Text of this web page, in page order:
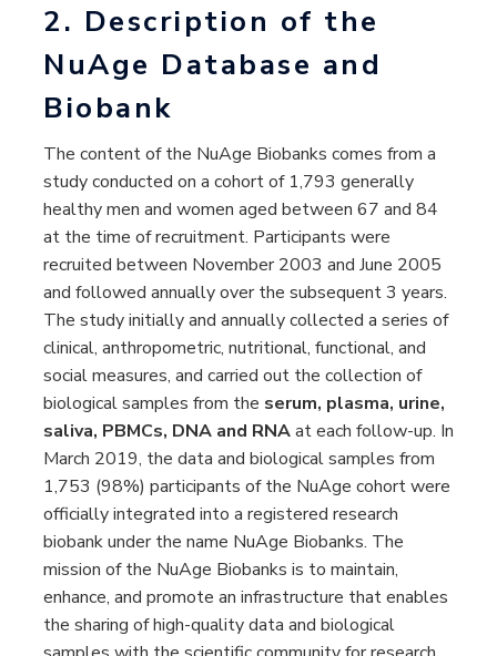
2. Description of the
NuAge Database and
Biobank
The content of the NuAge Biobanks comes from a
study conducted on a cohort of 1,793 generally
healthy men and women aged between 67 and 84
at the time of recruitment. Participants were
recruited between November 2003 and June 2005
and followed annually over the subsequent 3 years.
The study initially and annually collected a series of
clinical, anthropometric, nutritional, functional, and
social measures, and carried out the collection of
biological samples from the serum, plasma, urine,
saliva, PBMCs, DNA and RNAat each follow-up. In
March 2019, the data and biological samples from
1,753 (98%) participants of the NuAge cohort were
officially integrated into a registered research
biobank under the name NuAge Biobanks. The
mission of the NuAge Biobanks is to maintain,
enhance, and promote an infrastructure that enables
the sharing of high-quality data and biological